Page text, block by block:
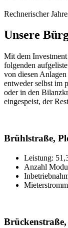
Rechnerischer
Unsere
Mit dem
folgenden
von diesen
entweder selbst im
oder in den
eingespeist, der
Brühlstraße,
Leistung:
Anzahl